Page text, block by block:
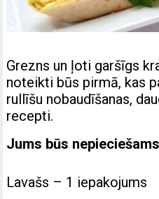
Grezns un ļoti garšīgs
noteikti būs pirmā, kas
rullīšu nobaudīšanas,
recepti.
Jums būs
Lavašs – 1 iepakojums